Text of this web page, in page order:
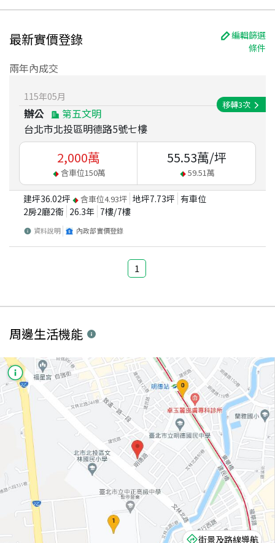
最新實價登錄
編輯篩選
條件
兩年內成交
115年05月
辦公
第五文明
台北市北投區明德路5號七樓
移轉3次
2,000萬
含車位150萬
55.53萬/坪
59.51萬
建坪36.02坪 含車位4.93坪 地坪7.73坪 有車位
2房2廳2衛 26.3年 7樓/7樓
資料說明 內政部實價登錄
1
周邊生活機能
街景及路線導航